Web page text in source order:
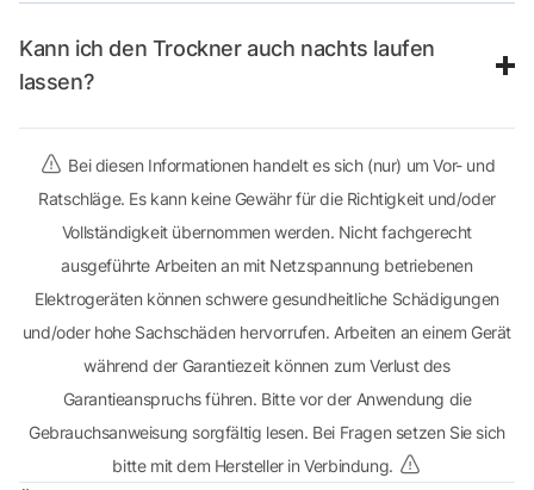
Kann ich den Trockner auch nachts laufen
lassen?
Bei diesen Informationen handelt es sich (nur) um Vor- und
Ratschläge. Es kann keine Gewähr für die Richtigkeit und/oder
Vollständigkeit übernommen werden. Nicht fachgerecht
ausgeführte Arbeiten an mit Netzspannung betriebenen
Elektrogeräten können schwere gesundheitliche Schädigungen
und/oder hohe Sachschäden hervorrufen. Arbeiten an einem Gerät
während der Garantiezeit können zum Verlust des
Garantieanspruchs führen. Bitte vor der Anwendung die
Gebrauchsanweisung sorgfältig lesen. Bei Fragen setzen Sie sich
bitte mit dem Hersteller in Verbindung.